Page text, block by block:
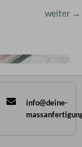
weiter →
info@deine-